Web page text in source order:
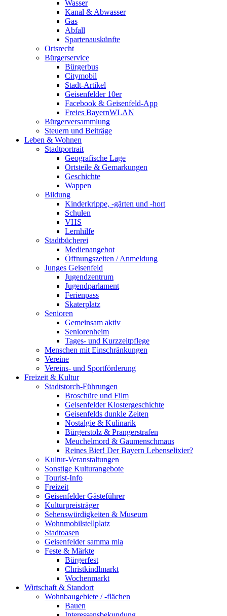
Wasser
Kanal & Abwasser
Gas
Abfall
Spartenauskünfte
Ortsrecht
Bürgerservice
Bürgerbus
Citymobil
Stadt-Artikel
Geisenfelder 10er
Facebook & Geisenfeld-App
Freies BayernWLAN
Bürgerversammlung
Steuern und Beiträge
Leben & Wohnen
Stadtportrait
Geografische Lage
Ortsteile & Gemarkungen
Geschichte
Wappen
Bildung
Kinderkrippe, -gärten und -hort
Schulen
VHS
Lernhilfe
Stadtbücherei
Medienangebot
Öffnungszeiten / Anmeldung
Junges Geisenfeld
Jugendzentrum
Jugendparlament
Ferienpass
Skaterplatz
Senioren
Gemeinsam aktiv
Seniorenheim
Tages- und Kurzzeitpflege
Menschen mit Einschränkungen
Vereine
Vereins- und Sportförderung
Freizeit & Kultur
Stadtstorch-Führungen
Broschüre und Film
Geisenfelder Klostergeschichte
Geisenfelds dunkle Zeiten
Nostalgie & Kulinarik
Bürgerstolz & Prangerstrafen
Meuchelmord & Gaumenschmaus
Reines Bier! Der Bayern Lebenselixier?
Kultur-Veranstaltungen
Sonstige Kulturangebote
Tourist-Info
Freizeit
Geisenfelder Gästeführer
Kulturpreisträger
Sehenswürdigkeiten & Museum
Wohnmobilstellplatz
Stadtoasen
Geisenfelder samma mia
Feste & Märkte
Bürgerfest
Christkindlmarkt
Wochenmarkt
Wirtschaft & Standort
Wohnbaugebiete / -flächen
Bauen